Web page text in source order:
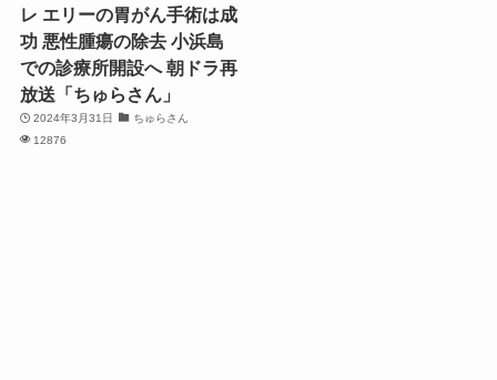
レ エリーの胃がん手術は成
功 悪性腫瘍の除去 小浜島
での診療所開設へ 朝ドラ再
放送「ちゅらさん」
2024年3月31日
ちゅらさん
12876